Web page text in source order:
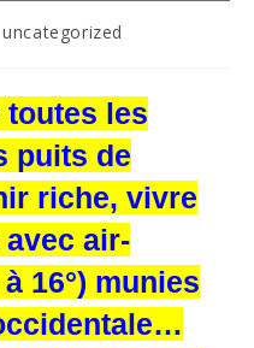
uncategorized
les
puits de
riche, vivre
air-
16°) munies